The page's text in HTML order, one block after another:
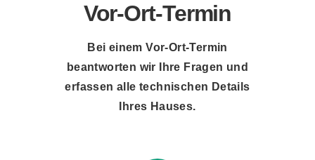
Vor-Ort-Termin
Bei einem Vor-Ort-Termin
beantworten wir Ihre Fragen und
erfassen alle technischen Details
Ihres Hauses.